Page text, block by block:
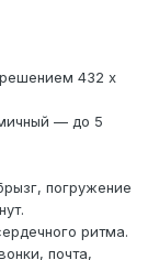
432 x
— до 5
погружение
ритма.
почта,